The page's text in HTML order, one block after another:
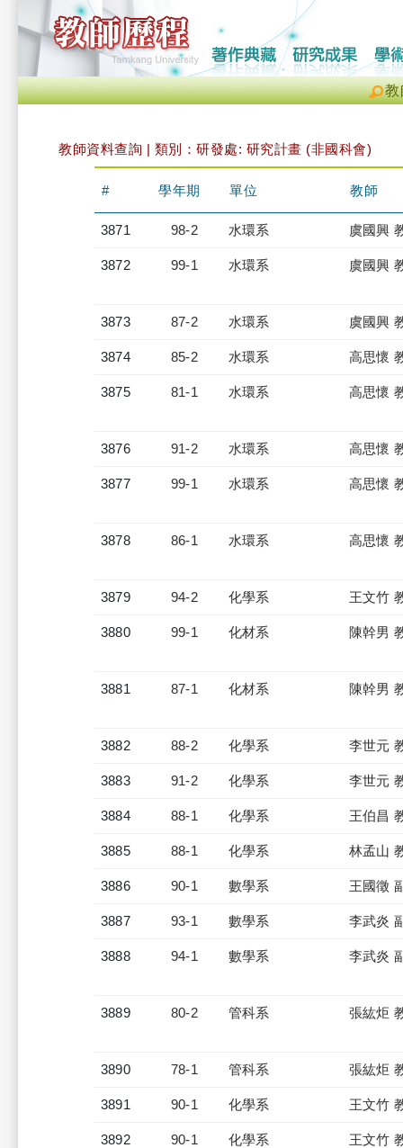
教
教師資料查詢 | 類別：研發處: 研究計畫 (非國科會)
# 學年期 單位 教師
3871 98-2 水環系 虞國興
3872 99-1 水環系 虞國興
3873 87-2 水環系 虞國興
3874 85-2 水環系 高思懷
3875 81-1 水環系 高思懷
3876 91-2 水環系 高思懷
3877 99-1 水環系 高思懷
3878 86-1 水環系 高思懷
3879 94-2 化學系 王文竹
3880 99-1 化材系 陳幹男
3881 87-1 化材系 陳幹男
3882 88-2 化學系 李世元
3883 91-2 化學系 李世元
3884 88-1 化學系 王伯昌
3885 88-1 化學系 林孟山
3886 90-1 數學系 王國徵
3887 93-1 數學系 李武炎
3888 94-1 數學系 李武炎
3889 80-2 管科系 張紘炬
3890 78-1 管科系 張紘炬
3891 90-1 化學系 王文竹
3892 90-1 化學系 王文竹